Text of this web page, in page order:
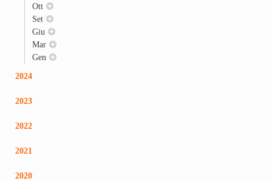
Ott
Set
Giu
Mar
Gen
2024
2023
2022
2021
2020